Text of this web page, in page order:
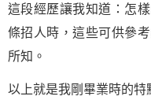
這段經歷讓我知道：怎
條招人時，這些可供參
所知。
以上就是我剛畢業時的特